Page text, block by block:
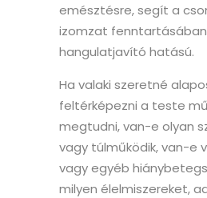
emésztésre, segít a
izomzat
hangulatjavító hatású.
Ha valaki szeretné
feltérképezni a teste
megtudni, van-e olyan
vagy túlműködik, van-e
vagy egyéb
milyen élelmiszereket,